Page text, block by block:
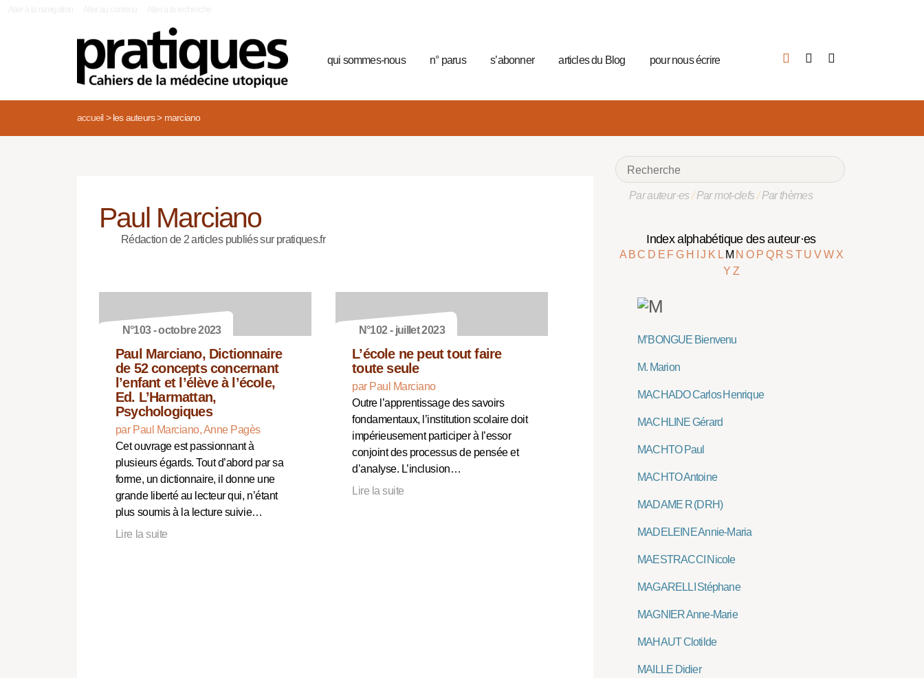
qui sommes-nous n° parus s’abonner articles du Blog pour nous écrire
accueil> les auteurs> marciano
Paul Marciano
Rédaction de 2 articles publiés sur pratiques.fr
N°103 - octobre 2023
Paul Marciano, Dictionnaire
de 52 concepts concernant
l’enfant et l’élève à l’école,
Ed. L’Harmattan,
Psychologiques
par Paul Marciano, Anne Pagès
Cet ouvrage est passionnant à
plusieurs égards. Tout d’abord par sa
forme, un dictionnaire, il donne une
grande liberté au lecteur qui, n’étant
plus soumis à la lecture suivie…
Lire la suite
N°102 - juillet 2023
L’école ne peut tout faire
toute seule
par Paul Marciano
Outre l’apprentissage des savoirs
fondamentaux, l’institution scolaire doit
impérieusement participer à l’essor
conjoint des processus de pensée et
d’analyse. L’inclusion…
Lire la suite
Par auteur·es/Par mot-clefs/Par thèmes
Index alphabétique des auteur·es
A BC D E FG H IJ K L M NO P Q R S TUVW X
Y Z
M’BONGUE Bienvenu
M. Marion
MACHADO Carlos Henrique
MACHLINE Gérard
MACHTO Paul
MACHTO Antoine
MADAME R (DRH)
MADELEINE Annie-Maria
MAESTRACCI Nicole
MAGARELLI Stéphane
MAGNIER Anne-Marie
MAHAUT Clotilde
MAILLE Didier